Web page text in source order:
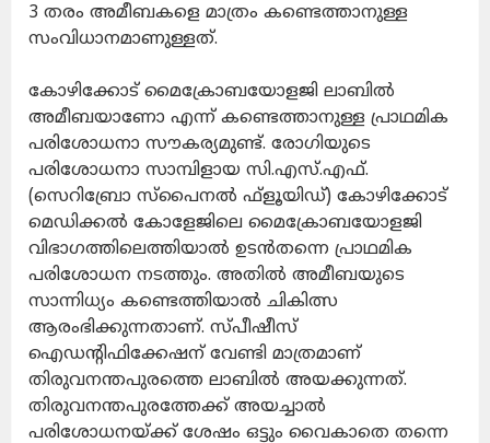
3 തരം അമീബകളെ മാത്രം കണ്ടെത്താനുള്ള
സംവിധാനമാണുള്ളത്.
കോഴിക്കോട് മൈക്രോബയോളജി ലാബില്‍
അമീബയാണോ എന്ന് കണ്ടെത്താനുള്ള പ്രാഥമിക
പരിശോധനാ സൗകര്യമുണ്ട്. രോഗിയുടെ
പരിശോധനാ സാമ്പിളായ സി.എസ്.എഫ്.
(സെറിബ്രോ സ്‌പൈനല്‍ ഫ്‌ളൂയിഡ്) കോഴിക്കോട്
മെഡിക്കല്‍ കോളേജിലെ മൈക്രോബയോളജി
വിഭാഗത്തിലെത്തിയാല്‍ ഉടന്‍തന്നെ പ്രാഥമിക
പരിശോധന നടത്തും. അതില്‍ അമീബയുടെ
സാന്നിധ്യം കണ്ടെത്തിയാല്‍ ചികിത്സ
ആരംഭിക്കുന്നതാണ്. സ്പീഷീസ്
ഐഡന്റിഫിക്കേഷന് വേണ്ടി മാത്രമാണ്
തിരുവനന്തപുരത്തെ ലാബില്‍ അയക്കുന്നത്.
തിരുവനന്തപുരത്തേക്ക് അയച്ചാല്‍
പരിശോധനയ്ക്ക് ശേഷം ഒട്ടും വൈകാതെ തന്നെ